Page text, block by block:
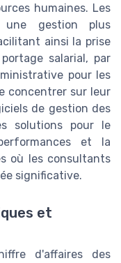
humaines. Les
une gestion plus
ainsi la prise
salarial, par
pour les
concentrer sur leur
de gestion des
solutions pour le
et la
où les consultants
significative.
et
d'affaires des